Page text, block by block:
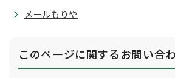
メールもりや
このページに関するお問い合